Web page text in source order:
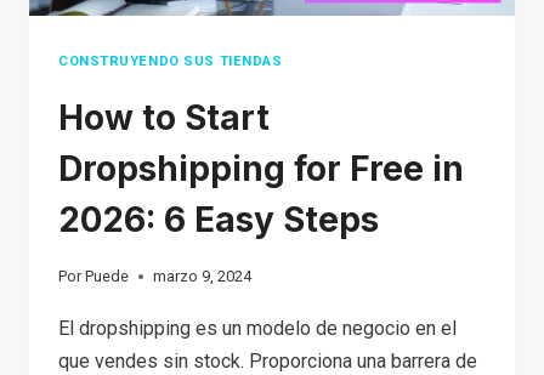
CONSTRUYENDO SUS TIENDAS
How to Start
Dropshipping for Free in
2026: 6 Easy Steps
Por Puede marzo 9, 2024
El dropshipping es un modelo de negocio en el
que vendes sin stock. Proporciona una barrera de